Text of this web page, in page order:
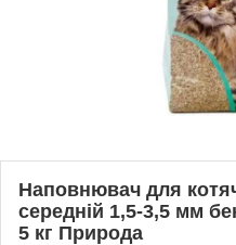
Наповнювач для
середній 1,5-3,5 мм
5 кг Природа